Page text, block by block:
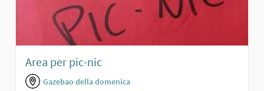
Area per pic-nic
Gazebao della domenica